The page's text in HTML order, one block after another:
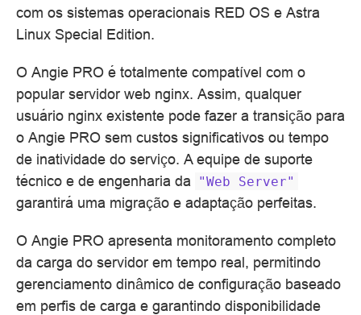
com os sistemas operacionais RED OS e Astra
Linux Special Edition.
O Angie PRO é totalmente compatível com o
popular servidor web nginx. Assim, qualquer
usuário nginx existente pode fazer a transição para
o Angie PRO sem custos significativos ou tempo
de inatividade do serviço. A equipe de suporte
técnico e de engenharia da
"Web Server"
garantirá uma migração e adaptação perfeitas.
O Angie PRO apresenta monitoramento completo
da carga do servidor em tempo real, permitindo
gerenciamento dinâmico de configuração baseado
em perfis de carga e garantindo disponibilidade